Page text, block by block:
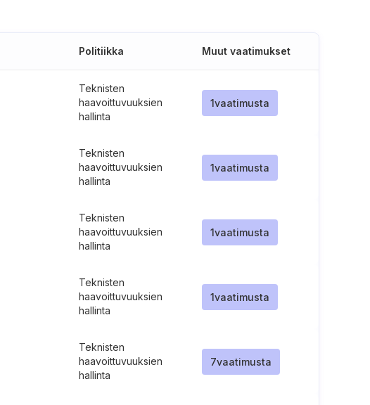
Politiikka Muut vaatimukset
Teknisten
haavoittuvuuksien
hallinta
1vaatimusta
Teknisten
haavoittuvuuksien
hallinta
1vaatimusta
Teknisten
haavoittuvuuksien
hallinta
1vaatimusta
Teknisten
haavoittuvuuksien
hallinta
1vaatimusta
Teknisten
haavoittuvuuksien
hallinta
7vaatimusta